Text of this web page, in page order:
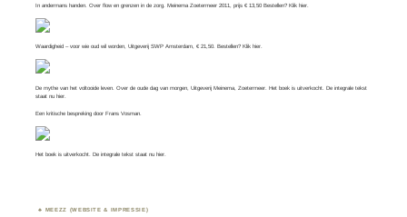
In andermans handen. Over flow en grenzen in de zorg. Meinema Zoetermeer 2011, prijs € 13,50 Bestellen? Klikhier
Waardigheid – voor wie oud wil worden, Uitgeverij SWP Amsterdam, € 21,50. Bestellen? Klikhier
De mythe van het voltooide leven. Over de oude dag van morgen, Uitgeverij Meinema, Zoetermeer. Het boek is uitverkocht. De integrale tekst
staat nuhier
Een kritische bespreking doorFrans Vosman
Het boek is uitverkocht. De integrale tekst staat nuhier.
MEEZZ (WEBSITE & IMPRESSIE)